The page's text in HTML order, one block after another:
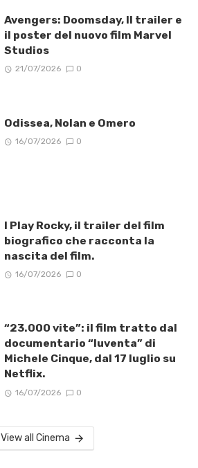
Avengers: Doomsday, Il trailer e
il poster del nuovo film Marvel
Studios
21/07/2026 0
Odissea, Nolan e Omero
16/07/2026 0
I Play Rocky, il trailer del film
biografico che racconta la
nascita del film.
16/07/2026 0
“23.000 vite”: il film tratto dal
documentario “Iuventa” di
Michele Cinque, dal 17 luglio su
Netflix.
16/07/2026 0
View all Cinema